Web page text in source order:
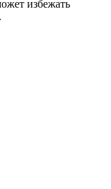
избежать